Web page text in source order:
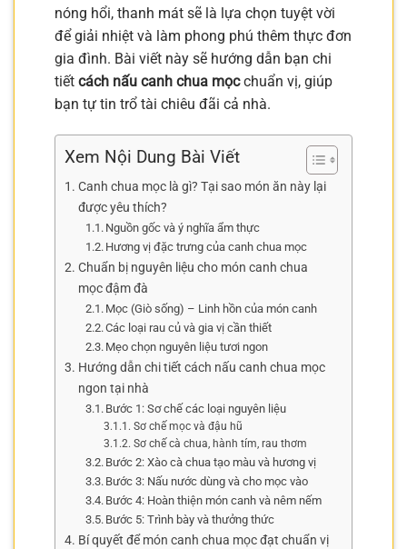
nóng hổi, thanh mát sẽ là lựa chọn tuyệt vời
để giải nhiệt và làm phong phú thêm thực đơn
gia đình. Bài viết này sẽ hướng dẫn bạn chi
tiết cách nấu canh chua mọcchuẩn vị, giúp
bạn tự tin trổ tài chiêu đãi cả nhà.
Xem Nội Dung Bài Viết
Canh chua mọc là gì? Tại sao món ăn này lại
được yêu thích?
Nguồn gốc và ý nghĩa ẩm thực
Hương vị đặc trưng của canh chua mọc
Chuẩn bị nguyên liệu cho món canh chua
mọc đậm đà
Mọc (Giò sống) – Linh hồn của món canh
Các loại rau củ và gia vị cần thiết
Mẹo chọn nguyên liệu tươi ngon
Hướng dẫn chi tiết cách nấu canh chua mọc
ngon tại nhà
Bước 1: Sơ chế các loại nguyên liệu
Sơ chế mọc và đậu hũ
Sơ chế cà chua, hành tím, rau thơm
Bước 2: Xào cà chua tạo màu và hương vị
Bước 3: Nấu nước dùng và cho mọc vào
Bước 4: Hoàn thiện món canh và nêm nếm
Bước 5: Trình bày và thưởng thức
Bí quyết để món canh chua mọc đạt chuẩn vị